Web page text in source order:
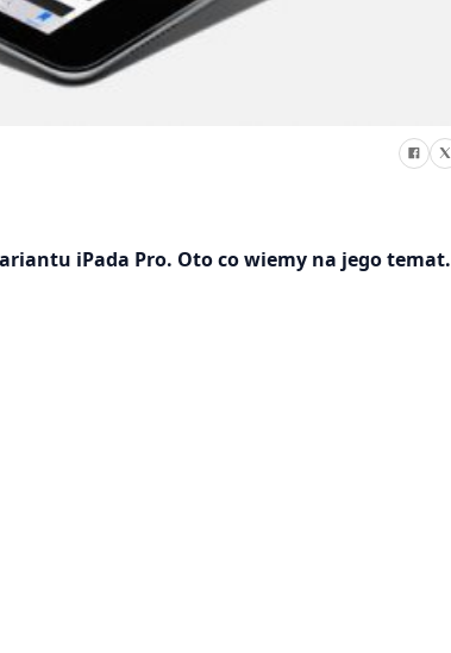
iPada Pro. Oto co wiemy na jego temat.